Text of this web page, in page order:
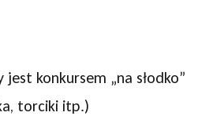
jest konkursem „na słodko”
torciki itp.)